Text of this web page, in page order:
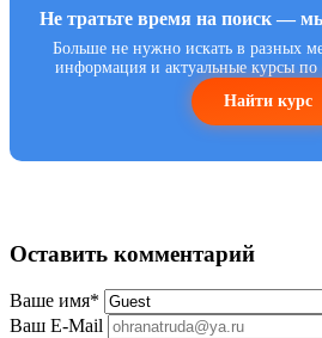
Не тратьте время на поиск —
Больше не нужно искать в разных
информация и актуальные курсы по
Найти курс
Оставить комментарий
Ваше имя*
Ваш E-Mail